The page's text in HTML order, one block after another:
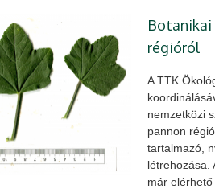
Botanikai
régióról
A TTK
nemzetközi
pannon
tartalmazó,
létrehozása.
már